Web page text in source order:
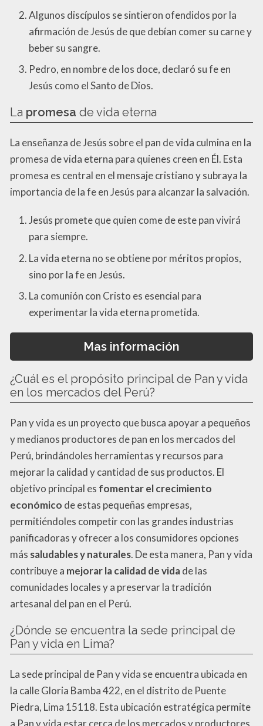
Algunos discípulos se sintieron ofendidos por la
afirmación de Jesús de que debían comer su carne y
beber su sangre.
Pedro, en nombre de los doce, declaró su fe en
Jesús como el Santo de Dios.
La promesa de vida eterna
La enseñanza de Jesús sobre el pan de vida culmina en la
promesa de vida eterna para quienes creen en Él. Esta
promesa es central en el mensaje cristiano y subraya la
importancia de la fe en Jesús para alcanzar la salvación.
Jesús promete que quien come de este pan vivirá
para siempre.
La vida eterna no se obtiene por méritos propios,
sino por la fe en Jesús.
La comunión con Cristo es esencial para
experimentar la vida eterna prometida.
Mas información
¿Cuál es el propósito principal de Pan y vida
en los mercados del Perú?
Pan y vida es un proyecto que busca apoyar a pequeños
y medianos productores de pan en los mercados del
Perú, brindándoles herramientas y recursos para
mejorar la calidad y cantidad de sus productos. El
objetivo principal es fomentar el crecimiento
económico de estas pequeñas empresas,
permitiéndoles competir con las grandes industrias
panificadoras y ofrecer a los consumidores opciones
más saludables y naturales. De esta manera, Pan y vida
contribuye a mejorar la calidad de vidade las
comunidades locales y a preservar la tradición
artesanal del pan en el Perú.
¿Dónde se encuentra la sede principal de
Pan y vida en Lima?
La sede principal de Pan y vida se encuentra ubicada en
la calle Gloria Bamba 422, en el distrito de Puente
Piedra, Lima 15118. Esta ubicación estratégica permite